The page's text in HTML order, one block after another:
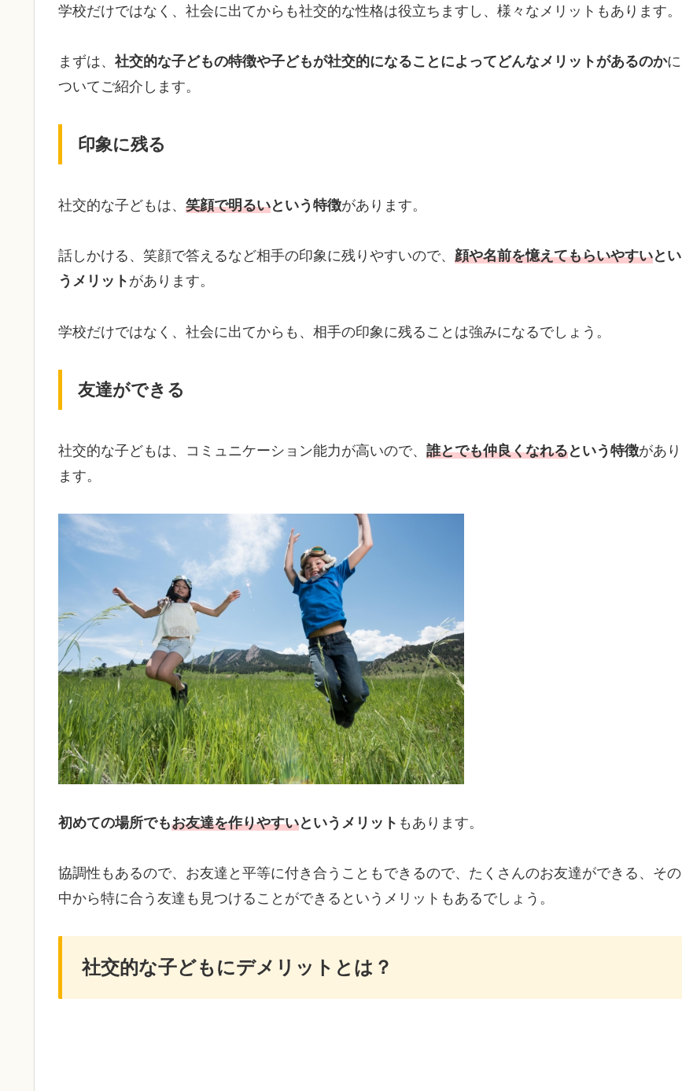
学校だけではなく、社会に出てからも社交的な性格は役立ちますし、様々なメリットもあります。
まずは、 社交的な子どもの特徴や子どもが社交的になることによってどんなメリットがあるのかに
ついてご紹介します。
印象に残る
社交的な子どもは、 笑顔で明るいという特徴があります。
話しかける、笑顔で答えるなど相手の印象に残りやすいので、 顔や名前を憶えてもらいやすいとい
うメリット があります。
学校だけではなく、社会に出てからも、相手の印象に残ることは強みになるでしょう。
友達ができる
社交的な子どもは、コミュニケーション能力が高いので、 誰とでも仲良くなれるという特徴があり
ます。
初めての場所でもお友達を作りやすいというメリット もあります。
協調性もあるので、お友達と平等に付き合うこともできるので、たくさんのお友達ができる、その
中から特に合う友達も見つけることができるというメリットもあるでしょう。
社交的な子どもにデメリットとは？